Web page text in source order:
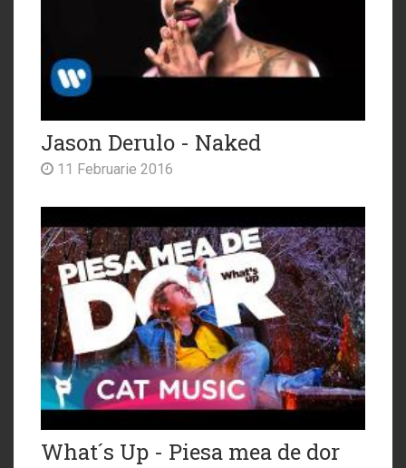
Jason Derulo - Naked
11 Februarie 2016
What´s Up - Piesa mea de dor